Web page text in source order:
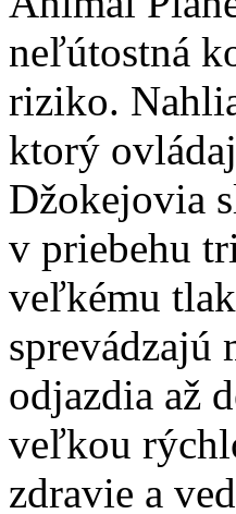
neľútostná
riziko.
ktorý
Džokejovia
v priebehu
veľkému
sprevádzajú
odjazdia až
veľkou
zdravie a